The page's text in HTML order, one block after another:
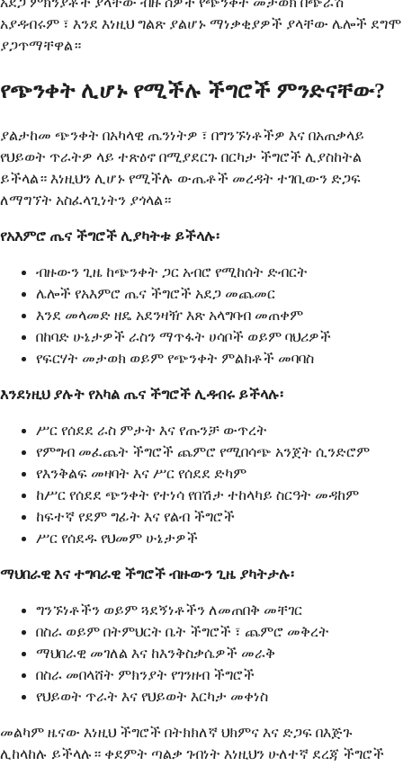
አያዳብሩም ፣ እንደ እነዚህ ግልጽ ያልሆኑ ማነቃቂያዎች ያላቸው ሌሎች ደግሞ
ያጋጥማቸዋል።
የጭንቀት ሊሆኑ የሚችሉ ችግሮች ምንድናቸው?
ያልታከመ ጭንቀት በአካላዊ ጤንነትዎ ፣ በግንኙነቶችዎ እና በአጠቃላይ
የህይወት ጥራትዎ ላይ ተጽዕኖ በሚያደርጉ በርካታ ችግሮች ሊያስከትል
ይችላል። እነዚህን ሊሆኑ የሚችሉ ውጤቶች መረዳት ተገቢውን ድጋፍ
ለማግኘት አስፈላጊነትን ያጎላል።
የአእምሮ ጤና ችግሮች ሊያካትቱ ይችላሉ፡
ብዙውን ጊዜ ከጭንቀት ጋር አብሮ የሚከሰት ድብርት
ሌሎች የአእምሮ ጤና ችግሮች አደጋ መጨመር
እንደ መላመድ ዘዴ አደንዛዥ እጽ አላግባብ መጠቀም
በከባድ ሁኔታዎች ራስን ማጥፋት ሀሳቦች ወይም ባህሪዎች
የፍርሃት መታወክ ወይም የጭንቀት ምልክቶች መባባስ
እንደነዚህ ያሉት የአካል ጤና ችግሮች ሊዳብሩ ይችላሉ፡
ሥር የሰደደ ራስ ምታት እና የጡንቻ ውጥረት
የምግብ መፈጨት ችግሮች ጨምሮ የሚበሳጭ አንጀት ሲንድሮም
የእንቅልፍ መዛባት እና ሥር የሰደደ ድካም
ከሥር የሰደደ ጭንቀት የተነሳ የበሽታ ተከላካይ ስርዓት መዳከም
ከፍተኛ የደም ግፊት እና የልብ ችግሮች
ሥር የሰደዱ የህመም ሁኔታዎች
ማህበራዊ እና ተግባራዊ ችግሮች ብዙውን ጊዜ ያካትታሉ፡
ግንኙነቶችን ወይም ጓደኝነቶችን ለመጠበቅ መቸገር
በስራ ወይም በትምህርት ቤት ችግሮች ፣ ጨምሮ መቅረት
ማህበራዊ መገለል እና ከእንቅስቃሴዎች መራቅ
በስራ መበላሸት ምክንያት የገንዘብ ችግሮች
የህይወት ጥራት እና የህይወት እርካታ መቀነስ
መልካም ዜናው እነዚህ ችግሮች በትክክለኛ ህክምና እና ድጋፍ በእጅጉ
ሊከላከሉ ይችላሉ። ቀደምት ጣልቃ ገብነት እነዚህን ሁለተኛ ደረጃ ችግሮች